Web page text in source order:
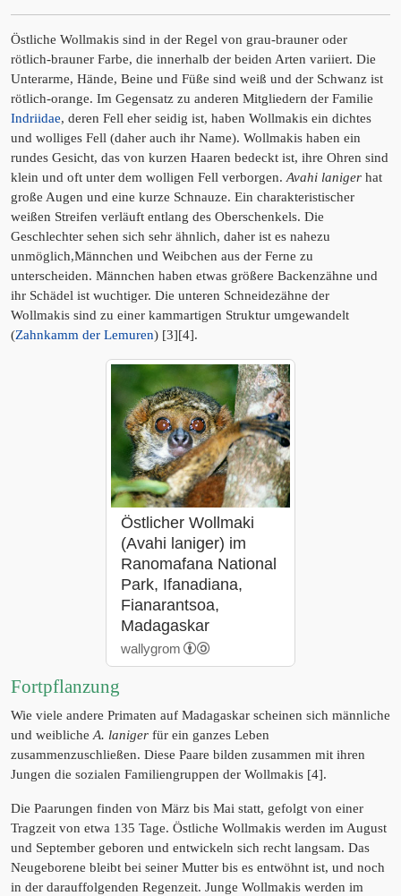
Östliche Wollmakis sind in der Regel von grau-brauner oder
rötlich-brauner Farbe, die innerhalb der beiden Arten variiert. Die
Unterarme, Hände, Beine und Füße sind weiß und der Schwanz ist
rötlich-orange. Im Gegensatz zu anderen Mitgliedern der Familie
Indriidae, deren Fell eher seidig ist, haben Wollmakis ein dichtes
und wolliges Fell (daher auch ihr Name). Wollmakis haben ein
rundes Gesicht, das von kurzen Haaren bedeckt ist, ihre Ohren sind
klein und oft unter dem wolligen Fell verborgen. Avahi laniger hat
große Augen und eine kurze Schnauze. Ein charakteristischer
weißen Streifen verläuft entlang des Oberschenkels. Die
Geschlechter sehen sich sehr ähnlich, daher ist es nahezu
unmöglich,Männchen und Weibchen aus der Ferne zu
unterscheiden. Männchen haben etwas größere Backenzähne und
ihr Schädel ist wuchtiger. Die unteren Schneidezähne der
Wollmakis sind zu einer kammartigen Struktur umgewandelt
(Zahnkamm der Lemuren) [3][4].
Östlicher Wollmaki
(Avahi laniger) im
Ranomafana National
Park, Ifanadiana,
Fianarantsoa,
Madagaskar
wallygrom
Fortpflanzung
Wie viele andere Primaten auf Madagaskar scheinen sich männliche
und weibliche A. laniger für ein ganzes Leben
zusammenzuschließen. Diese Paare bilden zusammen mit ihren
Jungen die sozialen Familiengruppen der Wollmakis [4].
Die Paarungen finden von März bis Mai statt, gefolgt von einer
Tragzeit von etwa 135 Tage. Östliche Wollmakis werden im August
und September geboren und entwickeln sich recht langsam. Das
Neugeborene bleibt bei seiner Mutter bis es entwöhnt ist, und noch
in der darauffolgenden Regenzeit. Junge Wollmakis werden im